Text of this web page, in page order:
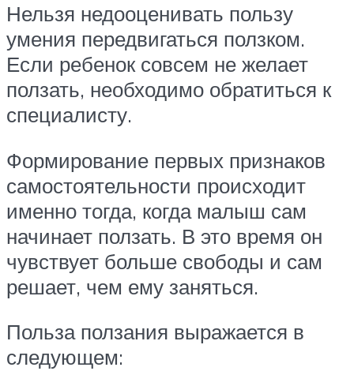
Нельзя недооценивать пользу
умения передвигаться ползком.
Если ребенок совсем не желает
ползать, необходимо обратиться к
специалисту.
Формирование первых признаков
самостоятельности происходит
именно тогда, когда малыш сам
начинает ползать. В это время он
чувствует больше свободы и сам
решает, чем ему заняться.
Польза ползания выражается в
следующем: